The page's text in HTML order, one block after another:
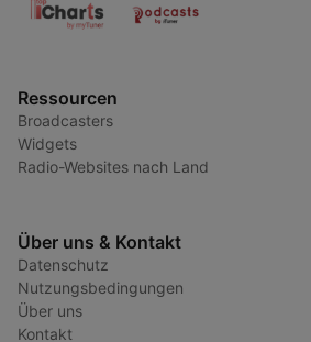
Ressourcen
Broadcasters
Widgets
Radio-Websites nach Land
Über uns & Kontakt
Datenschutz
Nutzungsbedingungen
Über uns
Kontakt